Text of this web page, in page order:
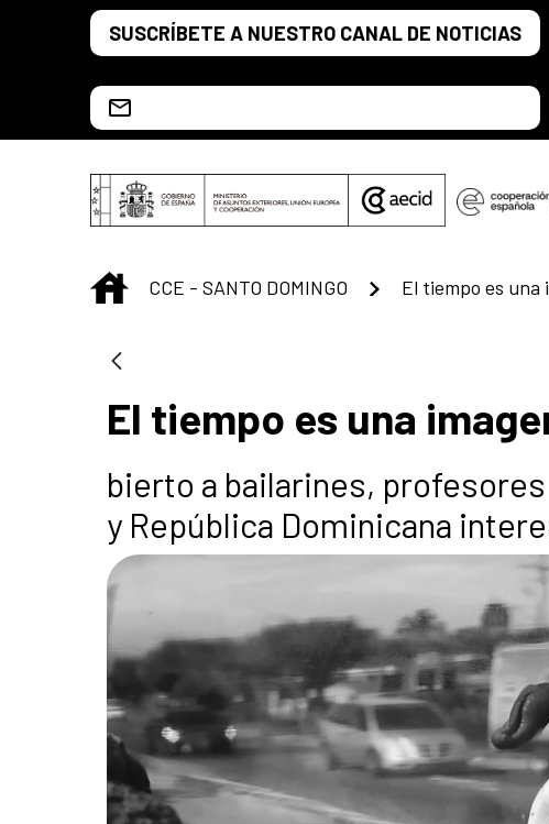
Saltar al contenido principal
SUSCRÍBETE A NUESTRO CANAL DE NOTICIAS
INICIO
CCE - SANTO DOMINGO El tiempo es
El tiempo es una
bierto a bailarines,
y República Dominicana